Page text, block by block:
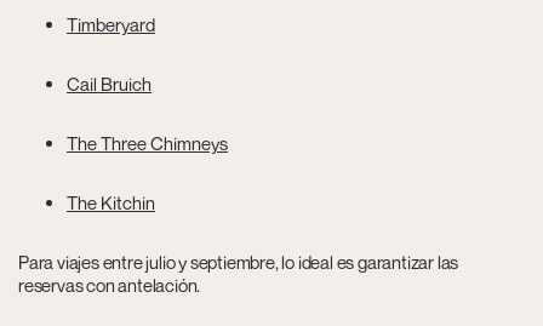
Timberyard
Cail Bruich
The Three Chimneys
The Kitchin
Para viajes entre julio y septiembre, lo ideal es garantizar las
reservas con antelación.